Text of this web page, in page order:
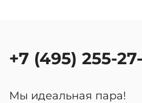
+7 (495) 255-
Мы идеальная пара!